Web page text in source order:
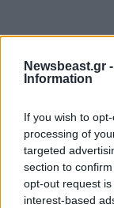
Newsbeast.gr -
Information
If you wish to
processing of
targeted
section to
opt-out request
interest-based
ΚΟΙΝΩΝΙΑ